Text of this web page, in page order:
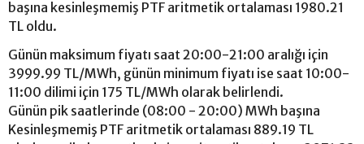
başına kesinleşmemiş PTF aritmetik ortalaması 1980.21
TL oldu.
Günün maksimum fiyatı saat 20:00-21:00 aralığı için
3999.99 TL/MWh, günün minimum fiyatı ise saat 10:00-
11:00 dilimi için 175 TL/MWh olarak belirlendi.
Günün pik saatlerinde (08:00 - 20:00) MWh başına
Kesinleşmemiş PTF aritmetik ortalaması 889.19 TL